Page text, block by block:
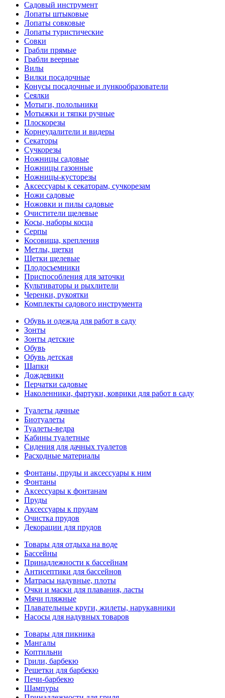
Садовый инструмент
Лопаты штыковые
Лопаты совковые
Лопаты туристические
Совки
Грабли прямые
Грабли веерные
Вилы
Вилки посадочные
Конусы посадочные и лункообразователи
Сеялки
Мотыги, полольники
Мотыжки и тяпки ручные
Плоскорезы
Корнеудалители и видеры
Секаторы
Сучкорезы
Ножницы садовые
Ножницы газонные
Ножницы-кусторезы
Аксессуары к секаторам, сучкорезам
Ножи садовые
Ножовки и пилы садовые
Очистители щелевые
Косы, наборы косца
Серпы
Косовища, крепления
Метлы, щетки
Щетки щелевые
Плодосъемники
Приспособления для заточки
Культиваторы и рыхлители
Черенки, рукоятки
Комплекты садового инструмента
Обувь и одежда для работ в саду
Зонты
Зонты детские
Обувь
Обувь детская
Шапки
Дождевики
Перчатки садовые
Наколенники, фартуки, коврики для работ в саду
Туалеты дачные
Биотуалеты
Туалеты-ведра
Кабины туалетные
Сидения для дачных туалетов
Расходные материалы
Фонтаны, пруды и аксессуары к ним
Фонтаны
Аксессуары к фонтанам
Пруды
Аксессуары к прудам
Очистка прудов
Декорации для прудов
Товары для отдыха на воде
Бассейны
Принадлежности к бассейнам
Антисептики для бассейнов
Матраcы надувные, плоты
Очки и маски для плавания, ласты
Мячи пляжные
Плавательные круги, жилеты, нарукавники
Насосы для надувных товаров
Товары для пикника
Мангалы
Коптильни
Грили, барбекю
Решетки для барбекю
Печи-барбекю
Шампуры